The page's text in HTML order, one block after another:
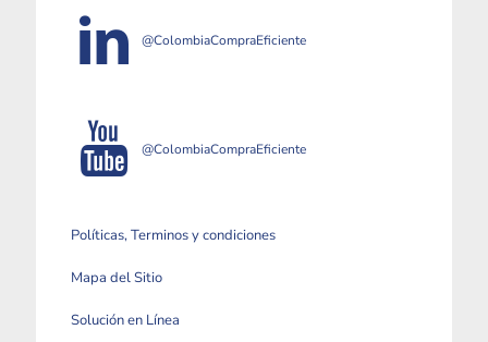
@ColombiaCompraEficiente
@ColombiaCompraEficiente
Políticas, Terminos y condiciones
Mapa del Sitio
Solución en Línea